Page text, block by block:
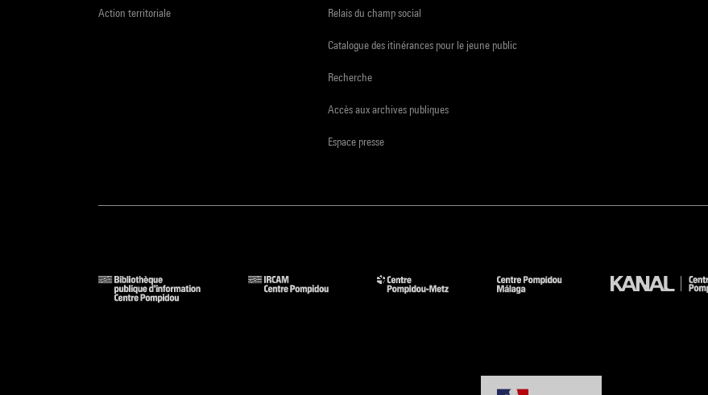
Action territoriale Relais du champ social
Catalogue des itinérances pour le jeune public
Recherche
Accès aux archives publiques
Espace presse